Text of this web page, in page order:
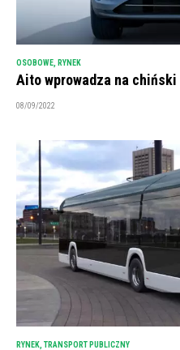
OSOBOWE RYNEK
Aito wprowadza na chiński
08/09/2022
RYNEK TRANSPORT PUBLICZNY